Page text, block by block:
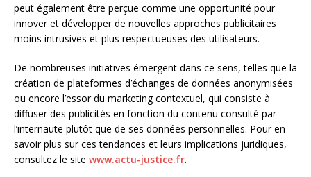
peut également être perçue comme une opportunité pour
innover et développer de nouvelles approches publicitaires
moins intrusives et plus respectueuses des utilisateurs.
De nombreuses initiatives émergent dans ce sens, telles que la
création de plateformes d’échanges de données anonymisées
ou encore l’essor du marketing contextuel, qui consiste à
diffuser des publicités en fonction du contenu consulté par
l’internaute plutôt que de ses données personnelles. Pour en
savoir plus sur ces tendances et leurs implications juridiques,
consultez le site www.actu-justice.fr.